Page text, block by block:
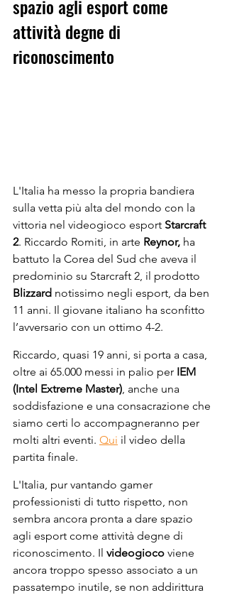
spazio agli esport come
attività degne di
riconoscimento
L'Italia ha messo la propria bandiera
sulla vetta più alta del mondo con la
vittoria nel videogioco esport Starcraft
2. Riccardo Romiti, in arte Reynor, ha
battuto la Corea del Sud che aveva il
predominio su Starcraft 2, il prodotto
Blizzard notissimo negli esport, da ben
11 anni. Il giovane italiano ha sconfitto
l’avversario con un ottimo 4-2.
Riccardo, quasi 19 anni, si porta a casa,
oltre ai 65.000 messi in palio per IEM
(Intel Extreme Master), anche una
soddisfazione e una consacrazione che
siamo certi lo accompagneranno per
molti altri eventi. Qui il video della
partita finale.
L'Italia, pur vantando gamer
professionisti di tutto rispetto, non
sembra ancora pronta a dare spazio
agli esport come attività degne di
riconoscimento. Il videogioco viene
ancora troppo spesso associato a un
passatempo inutile, se non addirittura